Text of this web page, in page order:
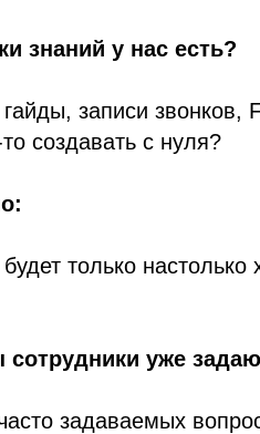
знаний у нас есть?
записи звонков,
создавать с нуля?
только
сотрудники уже
задаваемых